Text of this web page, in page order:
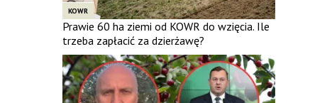
KOWR
Prawie 60 ha ziemi od KOWR do wzięcia. Ile
trzeba zapłacić za dzierżawę?